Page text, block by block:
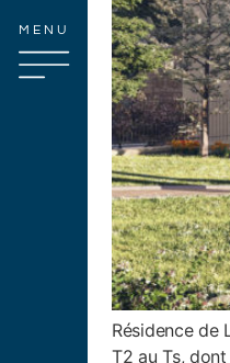
MENU
Résidence de
T2 au Ts,